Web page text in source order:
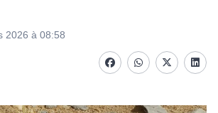
2026 à 08:58
FacebookwhatsappTwitter